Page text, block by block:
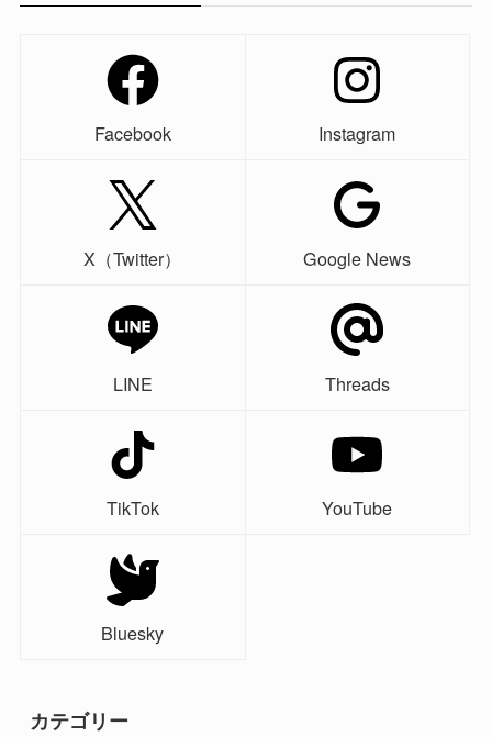
Facebook Instagram
X（Twitter） Google News
LINE Threads
TikTok YouTube
Bluesky
カテゴリー